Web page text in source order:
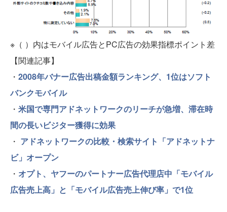
※（ ）内はモバイル広告とPC広告の効果指標ポイント差
【関連記事】
・ 2008年バナー広告出稿金額ランキング、1位はソフト
バンクモバイル
・ 米国で専門アドネットワークのリーチが急増、滞在時
間の長いビジター獲得に効果
・ アドネットワークの比較・検索サイト「アドネットナ
ビ」オープン
・ オプト、ヤフーのパートナー広告代理店中「モバイル
広告売上高」と「モバイル広告売上伸び率」で1位